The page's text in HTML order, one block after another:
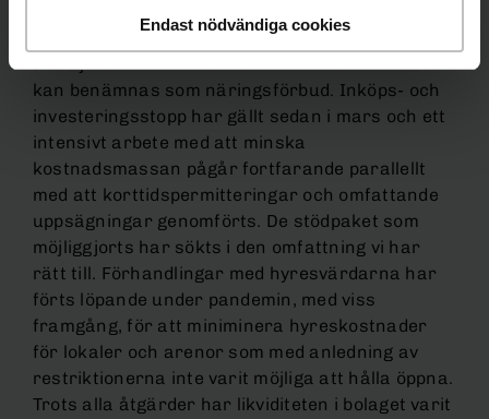
Endast nödvändiga cookies
stängda helt eller till största del under pandemin
kan benämnas som näringsförbud. Inköps- och
investeringsstopp har gällt sedan i mars och ett
intensivt arbete med att minska
kostnadsmassan pågår fortfarande parallellt
med att korttidspermitteringar och omfattande
uppsägningar genomförts. De stödpaket som
möjliggjorts har sökts i den omfattning vi har
rätt till. Förhandlingar med hyresvärdarna har
förts löpande under pandemin, med viss
framgång, för att miniminera hyreskostnader
för lokaler och arenor som med anledning av
restriktionerna inte varit möjliga att hålla öppna.
Trots alla åtgärder har likviditeten i bolaget varit